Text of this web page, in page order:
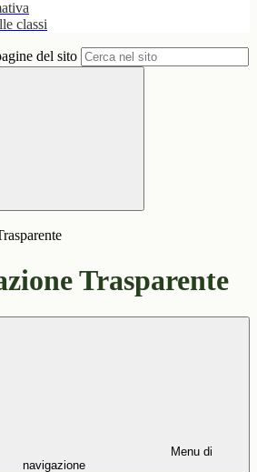
classi
del sito
Trasparente
Menu di
navigazione